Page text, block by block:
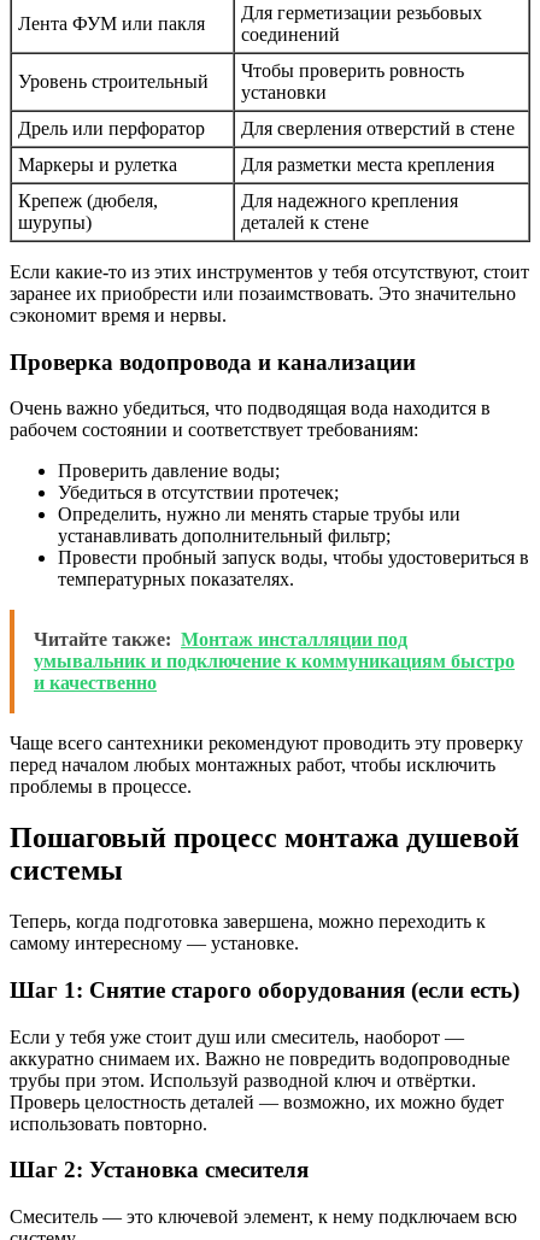
Лента ФУМ или пакля
Для герметизации резьбовых
соединений
Уровень строительный
Чтобы проверить ровность
установки
Дрель или перфоратор
Для сверления отверстий в стене
Маркеры и рулетка
Для разметки места крепления
Крепеж (дюбеля,
шурупы)
Для надежного крепления
деталей к стене
Если какие-то из этих инструментов у тебя отсутствуют, стоит
заранее их приобрести или позаимствовать. Это значительно
сэкономит время и нервы.
Проверка водопровода и канализации
Очень важно убедиться, что подводящая вода находится в
рабочем состоянии и соответствует требованиям:
Проверить давление воды;
Убедиться в отсутствии протечек;
Определить, нужно ли менять старые трубы или
устанавливать дополнительный фильтр;
Провести пробный запуск воды, чтобы удостовериться в
температурных показателях.
Читайте также: Монтаж инсталляции под
умывальник и подключение к коммуникациям быстро
и качественно
Чаще всего сантехники рекомендуют проводить эту проверку
перед началом любых монтажных работ, чтобы исключить
проблемы в процессе.
Пошаговый процесс монтажа душевой
системы
Теперь, когда подготовка завершена, можно переходить к
самому интересному — установке.
Шаг 1: Снятие старого оборудования (если есть)
Если у тебя уже стоит душ или смеситель, наоборот —
аккуратно снимаем их. Важно не повредить водопроводные
трубы при этом. Используй разводной ключ и отвёртки.
Проверь целостность деталей — возможно, их можно будет
использовать повторно.
Шаг 2: Установка смесителя
Смеситель — это ключевой элемент, к нему подключаем всю